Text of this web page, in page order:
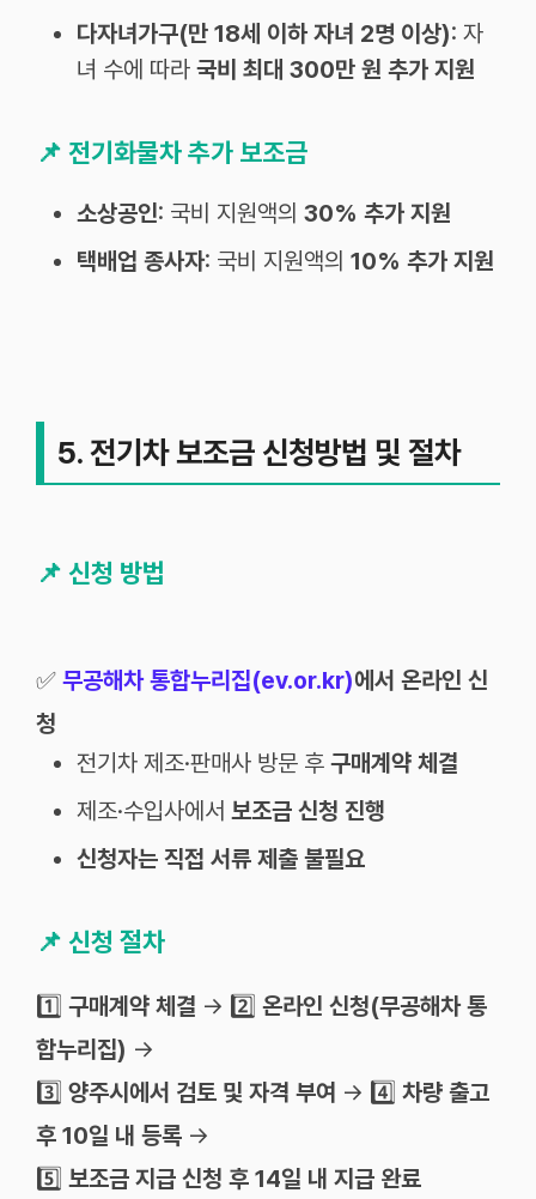
다자녀가구(만 18세 이하 자녀 2명 이상): 자
녀 수에 따라 국비 최대 300만 원 추가 지원
📌 전기화물차 추가 보조금
소상공인: 국비 지원액의 30% 추가 지원
택배업 종사자: 국비 지원액의 10% 추가 지원
5. 전기차 보조금 신청방법 및 절차
📌 신청 방법
✅ 무공해차 통합누리집(ev.or.kr)에서 온라인 신
청
전기차 제조·판매사 방문 후 구매계약 체결
제조·수입사에서 보조금 신청 진행
신청자는 직접 서류 제출 불필요
📌 신청 절차
1️⃣ 구매계약 체결 → 2️⃣ 온라인 신청(무공해차 통
합누리집) →
3️⃣ 양주시에서 검토 및 자격 부여 → 4️⃣ 차량 출고
후 10일 내 등록 →
5️⃣ 보조금 지급 신청 후 14일 내 지급 완료